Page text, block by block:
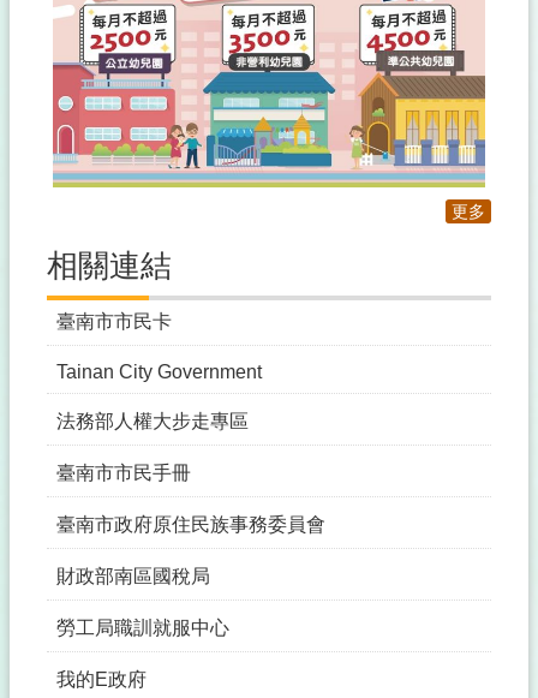
更多
相關連結
臺南市市民卡
Tainan City Government
法務部人權大步走專區
臺南市市民手冊
臺南市政府原住民族事務委員會
財政部南區國稅局
勞工局職訓就服中心
我的E政府